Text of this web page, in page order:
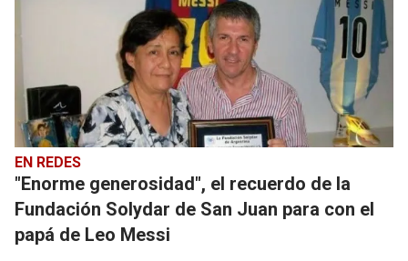
EN REDES
"Enorme generosidad", el recuerdo de la
Fundación Solydar de San Juan para con el
papá de Leo Messi